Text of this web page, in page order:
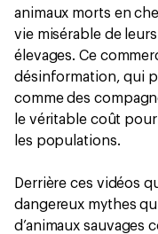
animaux morts en
vie misérable de
élevages. Ce
désinformation, qui
comme des
le véritable coût
les populations.
Derrière ces vidéos
dangereux mythes
d’animaux sauvages